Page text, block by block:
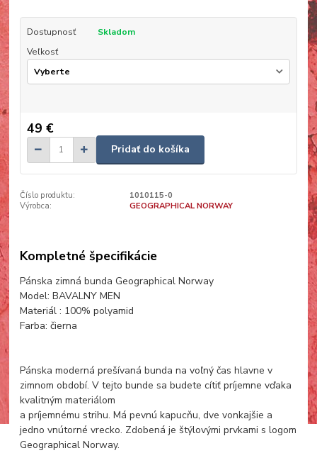
Dostupnosť
Skladom
Veľkosť
49 €
Pridať do košíka
Číslo produktu:
1010115-0
Výrobca:
GEOGRAPHICAL NORWAY
Kompletné špecifikácie
Pánska zimná bunda Geographical Norway
Model: BAVALNY MEN
Materiál : 100% polyamid
Farba: čierna
Pánska moderná prešívaná bunda na voľný čas hlavne v
zimnom období. V tejto bunde sa budete cítiť príjemne vďaka
kvalitným materiálom
a príjemnému strihu. Má pevnú kapucňu, dve vonkajšie a
jedno vnútorné vrecko. Zdobená je štýlovými prvkami s logom
Geographical Norway.